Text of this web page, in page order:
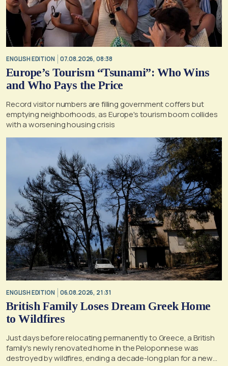
ENGLISH EDITION 07.08.2026, 08:38
Europe’s Tourism “Tsunami”: Who Wins
and Who Pays the Price
Record visitor numbers are filling government coffers but
emptying neighborhoods, as Europe's tourism boom collides
with a worsening housing crisis
ENGLISH EDITION 06.08.2026, 21:31
British Family Loses Dream Greek Home
to Wildfires
Just days before relocating permanently to Greece, a British
family's newly renovated home in the Peloponnese was
destroyed by wildfires, ending a decade-long plan for a new